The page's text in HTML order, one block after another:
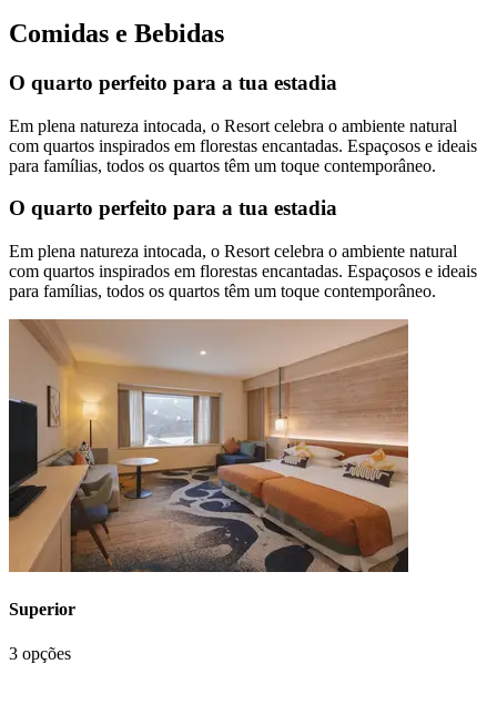
Comidas e Bebidas
O quarto perfeito para a tua estadia
Em plena natureza intocada, o Resort celebra o ambiente natural
com quartos inspirados em florestas encantadas. Espaçosos e ideais
para famílias, todos os quartos têm um toque contemporâneo.
O quarto perfeito para a tua estadia
Em plena natureza intocada, o Resort celebra o ambiente natural
com quartos inspirados em florestas encantadas. Espaçosos e ideais
para famílias, todos os quartos têm um toque contemporâneo.
Superior
3 opções